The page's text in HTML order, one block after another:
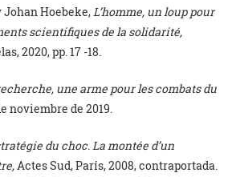
Johan Hoebeke,L’homme, un loup pour
scientifiques de la solidarité,
2020, pp. 17 -18.
une arme pour les combats du
noviembre de 2019.
du choc. La montée d’un
Actes Sud, París, 2008, contraportada.